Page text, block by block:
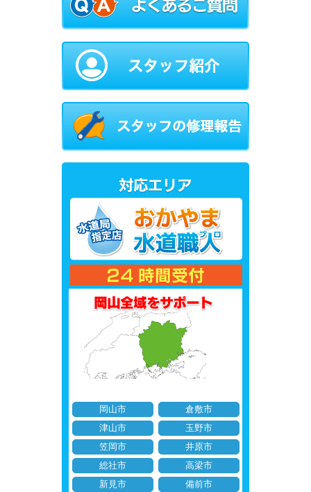
岡山市
倉敷市
津山市
玉野市
笠岡市
井原市
総社市
高梁市
新見市
備前市